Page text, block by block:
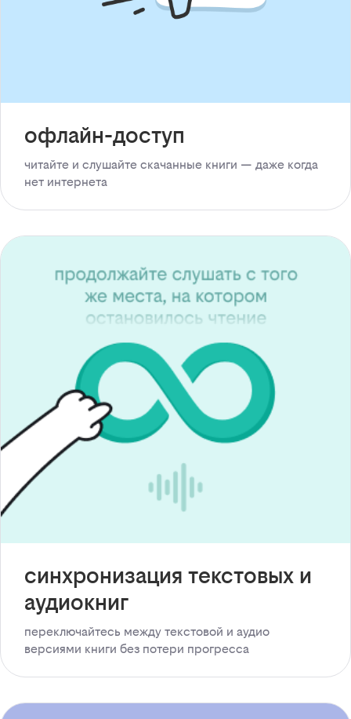
офлайн-доступ
читайте и слушайте скачанные книги — даже когда
нет интернета
синхронизация текстовых и
аудиокниг
переключайтесь между текстовой и аудио
версиями книги без потери прогресса